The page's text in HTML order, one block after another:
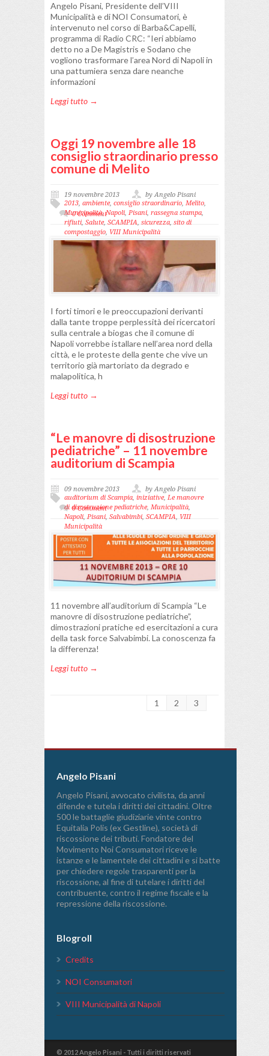
Angelo Pisani, Presidente dell’VIII
Municipalità e di NOI Consumatori, è
intervenuto nel corso di Barba&Capelli,
programma di Radio CRC: “Ieri abbiamo
detto no a De Magistris e Sodano che
vogliono trasformare l’area Nord di Napoli in
una pattumiera senza dare neanche
informazioni
Leggi tutto →
Oggi 19 novembre alle 18
consiglio straordinario presso
comune di Melito
19 novembre 2013
by Angelo Pisani
2013, ambiente, consiglio straordinario, Melito,
Municipalità,Napoli, Pisani, rassegna stampa,
rifiuti, Salute, SCAMPIA, sicurezza, sito di
compostaggio, VIII Municipalità
0 Comment
I forti timori e le preoccupazioni derivanti
dalla tante troppe perplessità dei ricercatori
sulla centrale a biogas che il comune di
Napoli vorrebbe istallare nell’area nord della
città, e le proteste della gente che vive un
territorio già martoriato da degrado e
malapolitica, h
Leggi tutto →
“Le manovre di disostruzione
pediatriche” – 11 novembre
auditorium di Scampia
09 novembre 2013
by Angelo Pisani
auditorium di Scampia, iniziative, Le manovre
di disostruzione pediatriche, Municipalità,
Napoli,Pisani, Salvabimbi, SCAMPIA, VIII
Municipalità
0 Comment
11 novembre all’auditorium di Scampia “Le
manovre di disostruzione pediatriche”,
dimostrazioni pratiche ed esercitazioni a cura
della task force Salvabimbi. La conoscenza fa
la differenza!
Leggi tutto →
1 2 3
Angelo Pisani
Angelo Pisani, avvocato civilista, da anni
difende e tutela i diritti dei cittadini. Oltre
500 le battaglie giudiziarie vinte contro
Equitalia Polis (ex Gestline), società di
riscossione dei tributi. Fondatore del
Movimento Noi Consumatori riceve le
istanze e le lamentele dei cittadini e si batte
per chiedere regole trasparenti per la
riscossione, al fine di tutelare i diritti del
contribuente, contro il regime fiscale e la
repressione della riscossione.
Blogroll
Credits
NOI Consumatori
VIII Municipalità di Napoli
© 2012 Angelo Pisani - Tutti i diritti riservati